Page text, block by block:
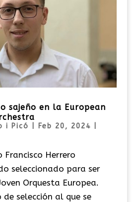
sajeño en la European
i Picó Feb 20, 2024
Francisco Herrero
seleccionado para ser
Orquesta Europea.
selección al que se